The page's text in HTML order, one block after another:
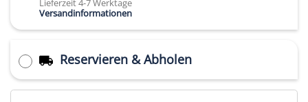
Lieferzeit 4-7 Werktage
Versandinformationen
Reservieren & Abholen